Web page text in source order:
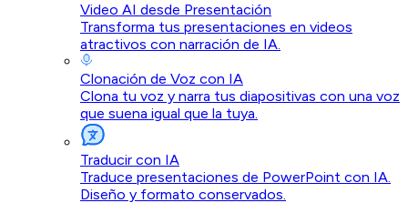
Video AI desde Presentación
Transforma tus presentaciones en videos
atractivos con narración de IA.
Clonación de Voz con IA
Clona tu voz y narra tus diapositivas con una voz
que suena igual que la tuya.
Traducir con IA
Traduce presentaciones de PowerPoint con IA.
Diseño y formato conservados.